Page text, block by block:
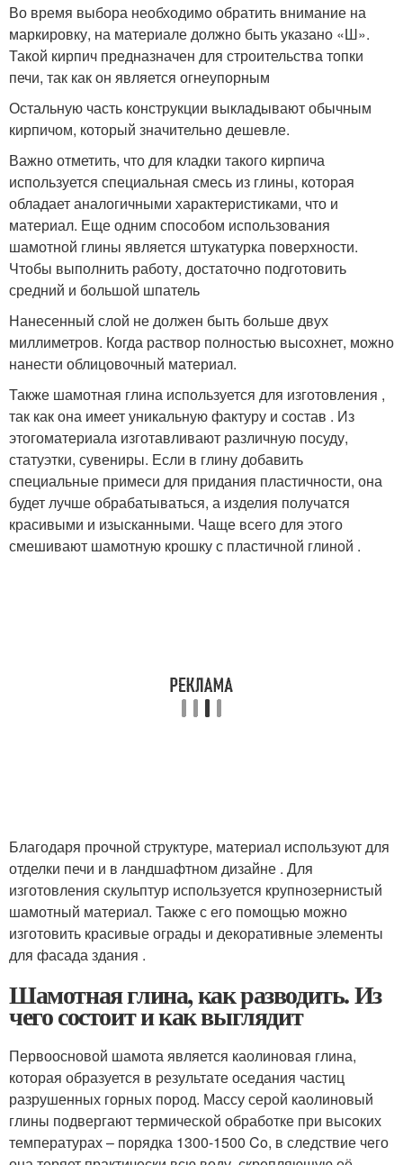
Во время выбора необходимо обратить внимание на
маркировку, на материале должно быть указано «Ш».
Такой кирпич предназначен для строительства топки
печи, так как он является огнеупорным
Остальную часть конструкции выкладывают обычным
кирпичом, который значительно дешевле.
Важно отметить, что для кладки такого кирпича
используется специальная смесь из глины, которая
обладает аналогичными характеристиками, что и
материал. Еще одним способом использования
шамотной глины является штукатурка поверхности.
Чтобы выполнить работу, достаточно подготовить
средний и большой шпатель
Нанесенный слой не должен быть больше двух
миллиметров. Когда раствор полностью высохнет, можно
нанести облицовочный материал.
Также шамотная глина используется для изготовления ,
так как она имеет уникальную фактуру и состав . Из
этогоматериала изготавливают различную посуду,
статуэтки, сувениры. Если в глину добавить
специальные примеси для придания пластичности, она
будет лучше обрабатываться, а изделия получатся
красивыми и изысканными. Чаще всего для этого
смешивают шамотную крошку с пластичной глиной .
Благодаря прочной структуре, материал используют для
отделки печи и в ландшафтном дизайне . Для
изготовления скульптур используется крупнозернистый
шамотный материал. Также с его помощью можно
изготовить красивые ограды и декоративные элементы
для фасада здания .
Шамотная глина, как разводить. Из
чего состоит и как выглядит
Первоосновой шамота является каолиновая глина,
которая образуется в результате оседания частиц
разрушенных горных пород. Массу серой каолиновый
глины подвергают термической обработке при высоких
температурах – порядка 1300-1500 Co, в следствие чего